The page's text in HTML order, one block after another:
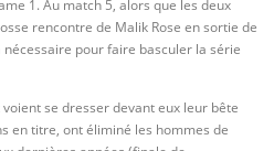
1. Au match 5, alors que les deux
rencontre de Malik Rose en sortie de
pour faire basculer la série
se dresser devant eux leur bête
en titre, ont éliminé les hommes de